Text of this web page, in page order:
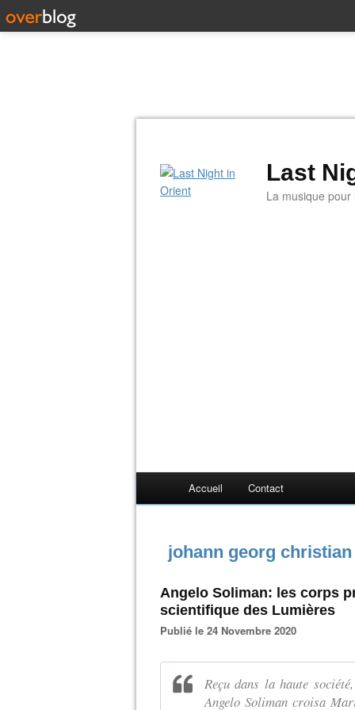
Last
La musique
Accueil Contact
johann georg
Angelo Soliman: les corps
scientifique des Lumières
Publié le 24 Novembre 2020
Reçu dans la haute
Angelo Soliman croisa